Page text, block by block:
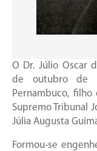
O Dr. Júlio Oscar
de outubro de
Pernambuco,
Supremo Tribunal
Júlia Augusta
Formou-se